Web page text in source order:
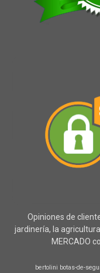
Opiniones de
jardinería, la agricultura
MERCADO
bertolini botas-de-